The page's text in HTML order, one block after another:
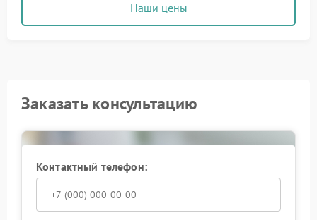
Наши цены
Заказать консультацию
Контактный телефон: